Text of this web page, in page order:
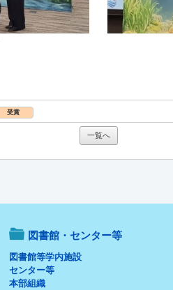
受賞
一覧へ
図書館・センター等
図書館等学内施設
センター等
本部組織